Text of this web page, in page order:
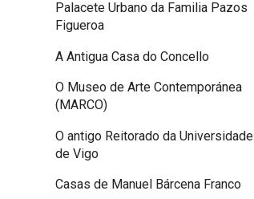
Palacete Urbano da Familia Pazos
Figueroa
A Antigua Casa do Concello
O Museo de Arte Contemporánea
(MARCO)
O antigo Reitorado da Universidade
de Vigo
Casas de Manuel Bárcena Franco